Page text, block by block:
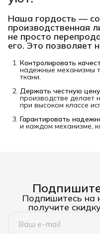
Наша гордость —
производственная
не просто
его. Это позволяет
Контролировать
надежные механизмы
ткани.
Держать честную
производстве делает
при высоком классе
Гарантировать
и каждом механизме,
Подпишитесь на
получите